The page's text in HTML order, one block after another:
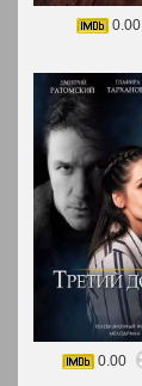
0.00
0.00